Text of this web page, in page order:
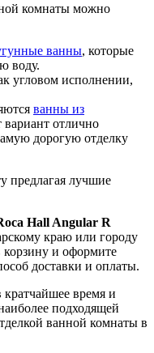
комнаты можно
ванны, которые
воду.
угловом исполнении,
ванны из
вариант отлично
дорогую отделку
предлагая лучшие
Hall Angular R
краю или городу
корзину и оформите
доставки и оплаты.
время и
подходящей
ванной комнаты в